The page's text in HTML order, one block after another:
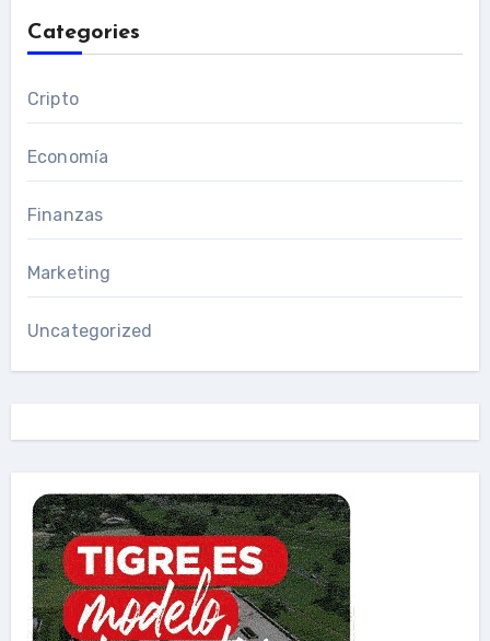
Categories
Cripto
Economía
Finanzas
Marketing
Uncategorized